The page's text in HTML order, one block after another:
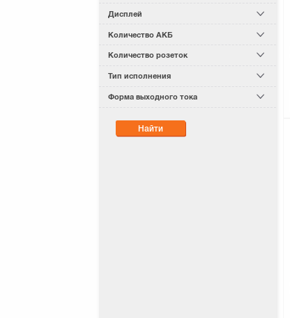
Дисплей
Количество АКБ
Количество розеток
Тип исполнения
Форма выходного тока
Найти